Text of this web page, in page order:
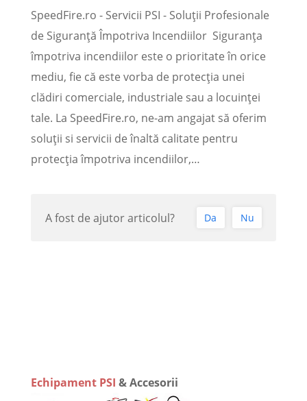
SpeedFire.ro - Servicii PSI - Soluții Profesionale
de Siguranță Împotriva Incendiilor Siguranța
împotriva incendiilor este o prioritate în orice
mediu, fie că este vorba de protecția unei
clădiri comerciale, industriale sau a locuinței
tale. La SpeedFire.ro, ne-am angajat să oferim
soluții si servicii de înaltă calitate pentru
protecția împotriva incendiilor,…
A fost de ajutor articolul? Da Nu
Echipament PSI & Accesorii